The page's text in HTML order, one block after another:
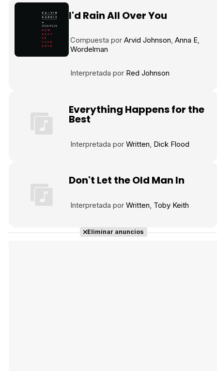
I'd Rain All Over You
Compuesta por Arvid Johnson Anna E
Wordelman
Interpretada por Red Johnson
Everything Happens for the
Best
Interpretada por Written Dick Flood
Don't Let the Old Man In
Interpretada por Written Toby Keith
Eliminar anuncios